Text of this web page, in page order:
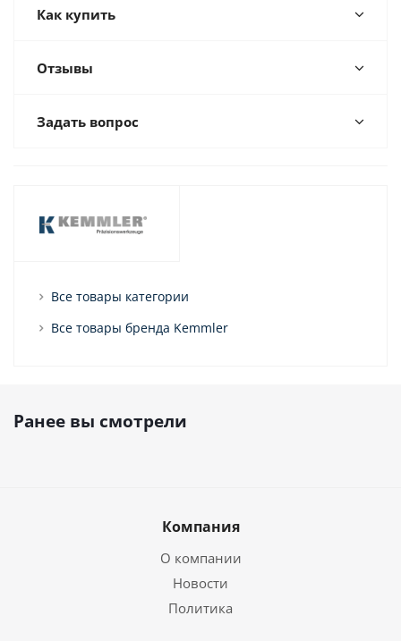
Как купить
Отзывы
Задать вопрос
Все товары категории
Все товары бренда Kemmler
Ранее вы смотрели
Компания
О компании
Новости
Политика